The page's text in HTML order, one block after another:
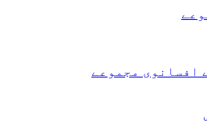
افسانوی مجموعے